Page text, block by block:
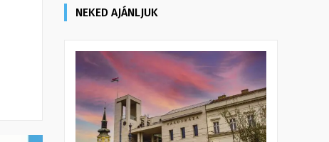
NEKED AJÁNLJUK